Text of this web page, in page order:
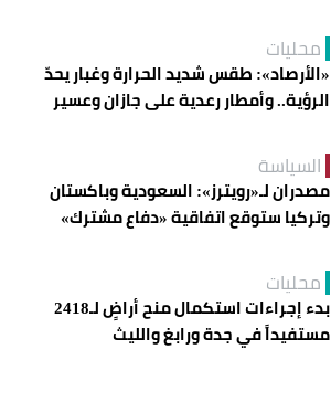
محليات
«الأرصاد»: طقس شديد الحرارة وغبار يحدّ
الرؤية.. وأمطار رعدية على جازان وعسير
السياسة
مصدران لـ«رويترز»: السعودية وباكستان
وتركيا ستوقع اتفاقية «دفاع مشترك»
محليات
بدء إجراءات استكمال منح أراضٍ لـ2418
مستفيداً في جدة ورابغ والليث